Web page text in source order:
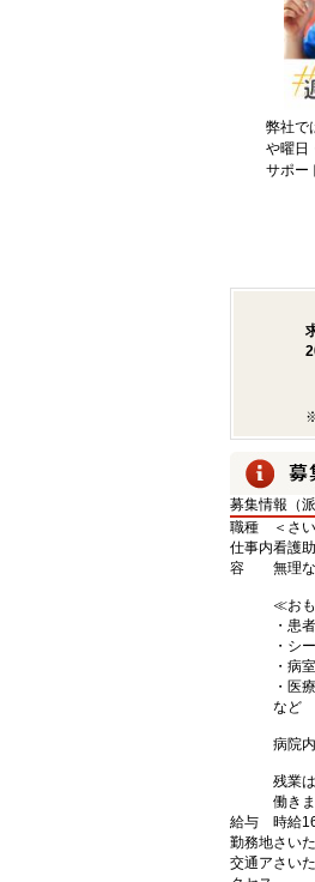
弊社で
や曜日
サポー
募集情報（派
職種
＜さ
仕事内
容
看護
無理
≪お
・患
・シ
・病
・医
など
病院
残業
働き
給与
時給
勤務地さい
交通アさい